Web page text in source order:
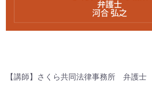
【講師】さくら共同法律事務所 弁護